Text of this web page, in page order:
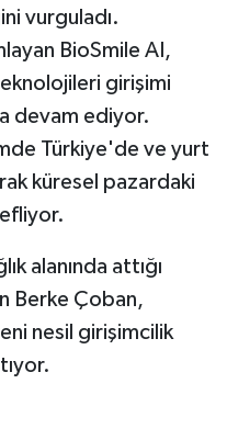
vurguladı.
BioSmile AI,
girişimi
devam ediyor.
Türkiye'de ve yurt
küresel pazardaki
alanında attığı
Berke Çoban,
nesil girişimcilik